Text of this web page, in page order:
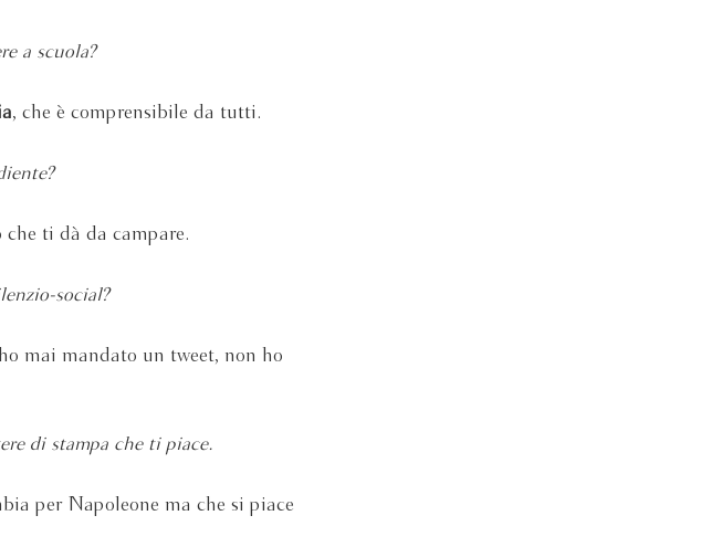
a scuola?
, che è comprensibile da tutti.
che ti dà da campare.
social?
mai mandato un tweet, non ho
di stampa che ti piace.
per Napoleone ma che si piace